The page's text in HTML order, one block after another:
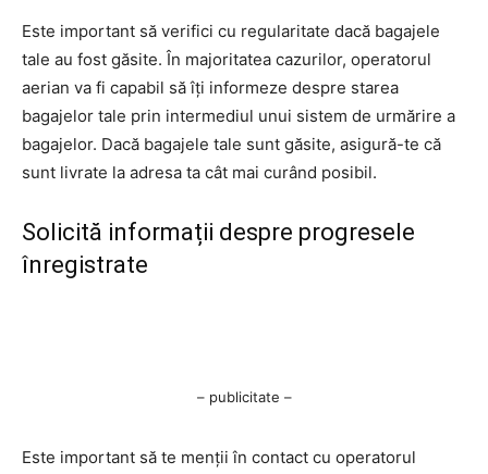
Este important să verifici cu regularitate dacă bagajele
tale au fost găsite. În majoritatea cazurilor, operatorul
aerian va fi capabil să îți informeze despre starea
bagajelor tale prin intermediul unui sistem de urmărire a
bagajelor. Dacă bagajele tale sunt găsite, asigură-te că
sunt livrate la adresa ta cât mai curând posibil.
Solicită informații despre progresele
înregistrate
– publicitate –
Este important să te menții în contact cu operatorul